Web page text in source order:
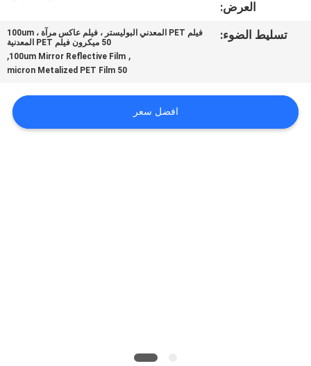
اطلب
اقتباس
العرض:
تسليط الضوء:
فيلم PET المعدني البوليستر ، فيلم عاكس مرآة 100um ،
50 ميكرون فيلم PET المعدنية
,
100um Mirror Reflective Film
,
50 micron Metalized PET Film
افضل سعر